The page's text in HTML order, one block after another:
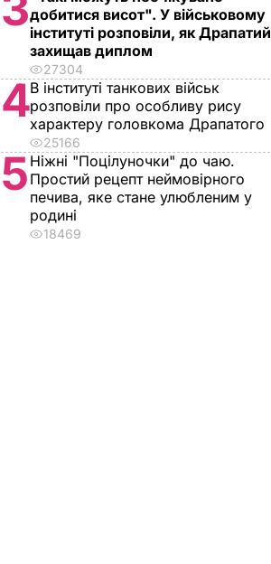
добитися висот". У військовому
інституті розповіли, як Драпатий
захищав диплом
27304
4В інституті танкових військ
розповіли про особливу рису
характеру головкома Драпатого
25166
5 Ніжні "Поцілуночки" до чаю.
Простий рецепт неймовірного
печива, яке стане улюбленим у
родині
18469